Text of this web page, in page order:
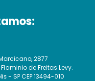
2877
de Freitas Levy.
- SP CEP 13494-010